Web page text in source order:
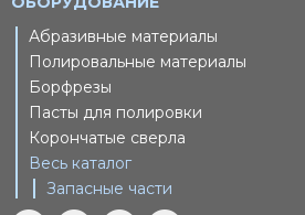
Абразивные материалы
Полировальные материалы
Борфрезы
Пасты для полировки
Корончатые сверла
Весь каталог
Запасные части